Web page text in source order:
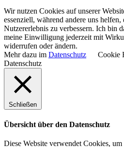
Wir nutzen Cookies auf unserer
essenziell, während andere uns
Nutzererlebnis zu verbessern. Ich bin
meine Einwilligung jederzeit mit
widerrufen oder ändern.
Mehr dazu im Datenschutz Cookie
Datenschutz
Schließen
Übersicht über den Datenschutz
Diese Website verwendet Cookies,